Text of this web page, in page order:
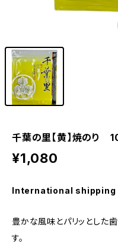
千葉の里【黄】焼のり
¥1,080
International shipping
豊かな風味とパリッとした
す。